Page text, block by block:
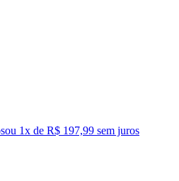
ou 1x de R$ 197,99 sem juros